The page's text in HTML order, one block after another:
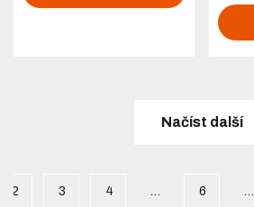
Načíst další
2 3 4 … 6 …